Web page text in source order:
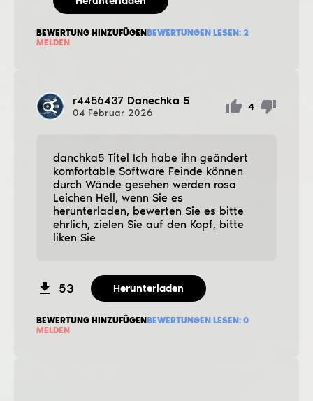
BEWERTUNG HINZUFÜGENBEWERTUNGEN LESEN: 2
MELDEN
r4456437 Danechka 5
04 Februar 2026
4
danchka5 Titel Ich habe ihn geändert
komfortable Software Feinde können
durch Wände gesehen werden rosa
Leichen Hell, wenn Sie es
herunterladen, bewerten Sie es bitte
ehrlich, zielen Sie auf den Kopf, bitte
liken Sie
53 Herunterladen
BEWERTUNG HINZUFÜGENBEWERTUNGEN LESEN: 0
MELDEN